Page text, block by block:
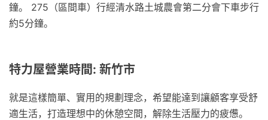
鐘。 275（區間車）行經清水路土城農會第二分會下車步行
約5分鐘。
特力屋營業時間: 新竹市
就是這樣簡單、實用的規劃理念，希望能達到讓顧客享受舒
適生活，打造理想中的休憩空間，解除生活壓力的疲憊。